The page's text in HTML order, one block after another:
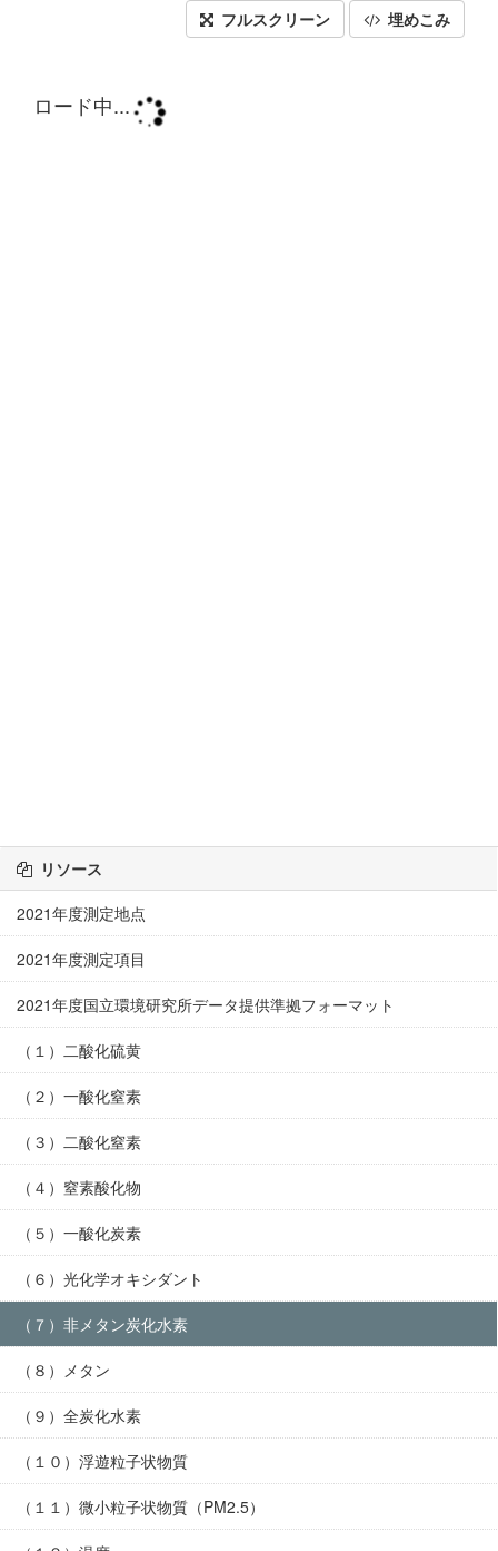
フルスクリーン 埋めこみ
リソース
2021年度測定地点
2021年度測定項目
2021年度国立環境研究所データ提供準拠フォーマット
（１）二酸化硫黄
（２）一酸化窒素
（３）二酸化窒素
（４）窒素酸化物
（５）一酸化炭素
（６）光化学オキシダント
（７）非メタン炭化水素
（８）メタン
（９）全炭化水素
（１０）浮遊粒子状物質
（１１）微小粒子状物質（PM2.5）